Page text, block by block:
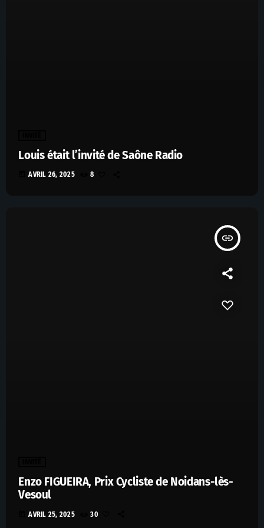
Louis était l’invité de Saône Radio
AVRIL 26, 2025 8
insert_link
Enzo FIGUEIRA, Prix Cycliste de Noidans-lès-
Vesoul
AVRIL 25, 2025 30